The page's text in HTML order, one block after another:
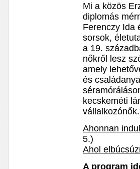
Mi a közös
diplomás
Ferenczy Ida
sorsok,
a 19.
nőkről lesz
amely
és
kecskeméti
vállalkozónők.
Ahonnan
5.)
Ahol
A program